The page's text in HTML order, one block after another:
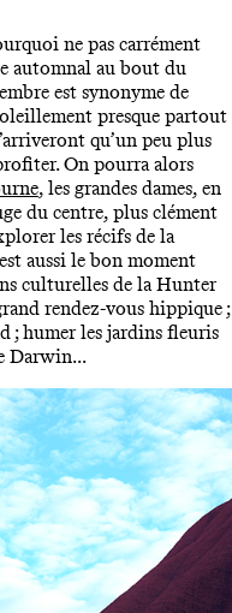
ne pas carrément
automnal au bout du
est synonyme de
presque partout
qu’un peu plus
On pourra alors
, les grandes dames, en
du centre, plus clément
les récifs de la
aussi le bon moment
culturelles de la Hunter
rendez-vous hippique ;
; humer les jardins fleuris
Darwin...